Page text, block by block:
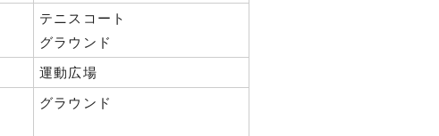
テニスコート
グラウンド
運動広場
グラウンド